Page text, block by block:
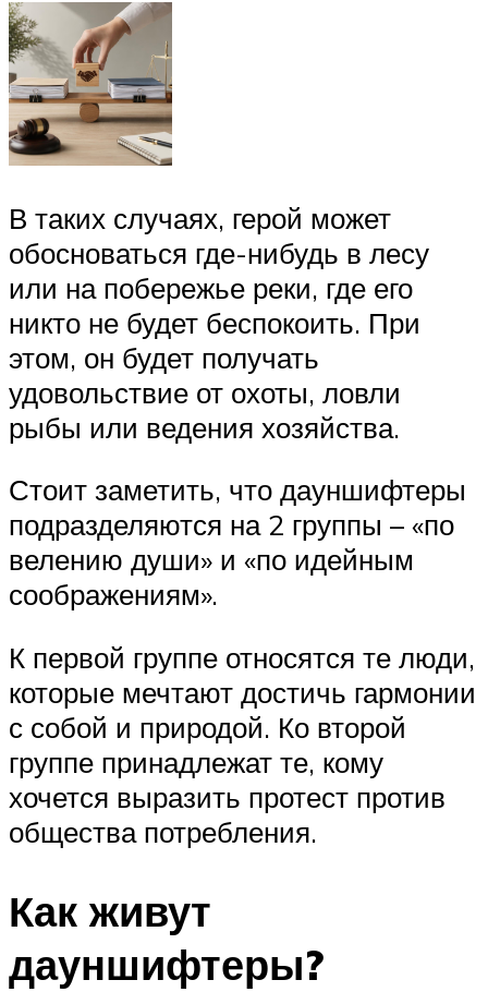
В таких случаях, герой может
обосноваться где-нибудь в лесу
или на побережье реки, где его
никто не будет беспокоить. При
этом, он будет получать
удовольствие от охоты, ловли
рыбы или ведения хозяйства.
Стоит заметить, что дауншифтеры
подразделяются на 2 группы – «по
велению души» и «по идейным
соображениям».
К первой группе относятся те люди,
которые мечтают достичь гармонии
с собой и природой. Ко второй
группе принадлежат те, кому
хочется выразить протест против
общества потребления.
Как живут
дауншифтеры?